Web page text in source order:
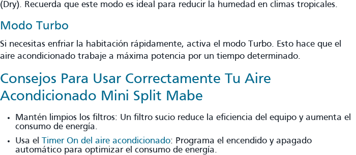
(Dry). Recuerda que este modo es ideal para reducir la humedad en climas tropicales.
Modo Turbo
Si necesitas enfriar la habitación rápidamente, activa el modo Turbo. Esto hace que el
aire acondicionado trabaje a máxima potencia por un tiempo determinado.
Consejos Para Usar Correctamente Tu Aire
Acondicionado Mini Split Mabe
Mantén limpios los filtros: Un filtro sucio reduce la eficiencia del equipo y aumenta el
consumo de energía.
Usa el
Timer On del aire acondicionado: Programa el encendido y apagado
automático para optimizar el consumo de energía.